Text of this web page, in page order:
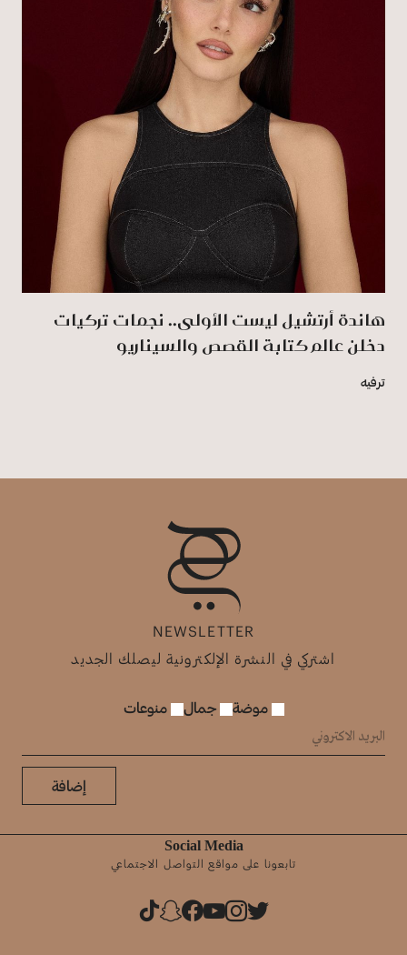
هاندة أرتشيل ليست الأولى.. نجمات تركيات
دخلن عالم كتابة القصص والسيناريو
ترفيه
NEWSLETTER
اشتركي في النشرة الإلكترونية ليصلك الجديد
موضة جمال منوعات
إضافة
Social Media
تابعونا على مواقع التواصل الاجتماعي